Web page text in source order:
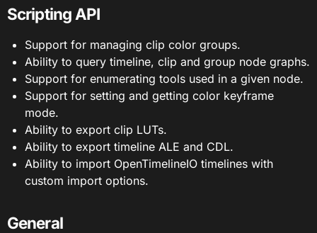
Scripting API
Support for managing clip color groups.
Ability to query timeline, clip and group node graphs.
Support for enumerating tools used in a given node.
Support for setting and getting color keyframe
mode.
Ability to export clip LUTs.
Ability to export timeline ALE and CDL.
Ability to import OpenTimelineIO timelines with
custom import options.
General